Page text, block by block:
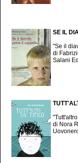
SE IL
"Se il
di
Salani
di Nora